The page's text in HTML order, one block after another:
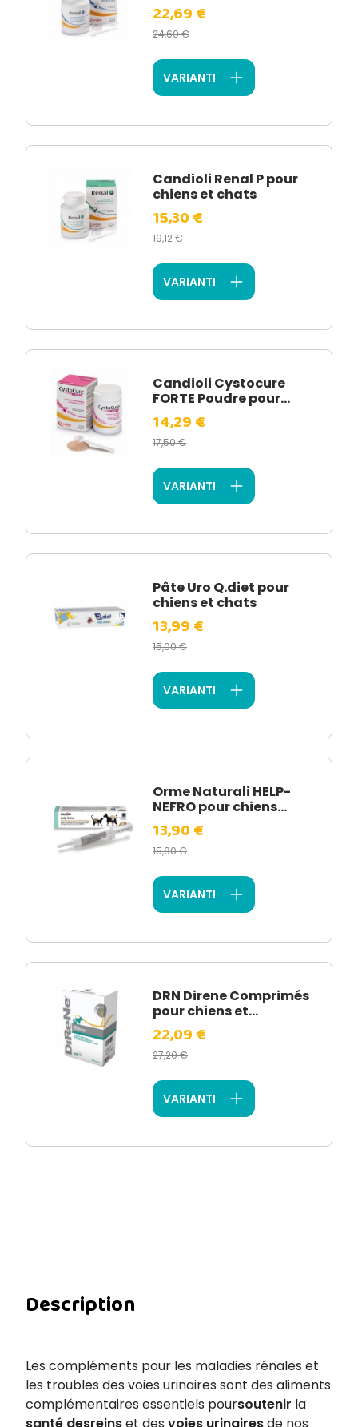
22,69 €
24,60 €
VARIANTI
Candioli Renal P pour
chiens et chats
15,30 €
19,12 €
VARIANTI
Candioli Cystocure
FORTE Poudre pour...
14,29 €
17,50 €
VARIANTI
Pâte Uro Q.diet pour
chiens et chats
13,99 €
15,00 €
VARIANTI
Orme Naturali HELP-
NEFRO pour chiens...
13,90 €
15,90 €
VARIANTI
DRN Direne Comprimés
pour chiens et...
22,09 €
27,20 €
VARIANTI
Description
Les compléments pour les maladies rénales et
les troubles des voies urinaires sont des aliments
complémentaires essentiels poursoutenir la